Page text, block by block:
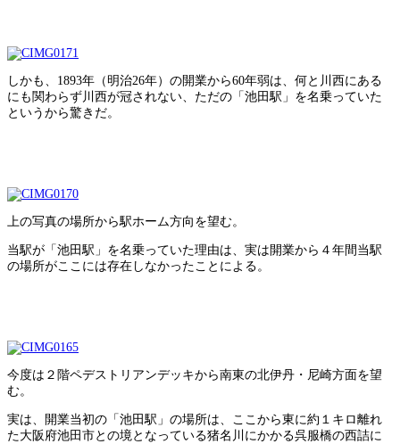
しかも、1893年（明治26年）の開業から60年弱は、何と川西にある
にも関わらず川西が冠されない、ただの「池田駅」を名乗っていた
というから驚きだ。
上の写真の場所から駅ホーム方向を望む。
当駅が「池田駅」を名乗っていた理由は、実は開業から４年間当駅
の場所がここには存在しなかったことによる。
今度は２階ペデストリアンデッキから南東の北伊丹・尼崎方面を望
む。
実は、開業当初の「池田駅」の場所は、ここから東に約１キロ離れ
た大阪府池田市との境となっている猪名川にかかる呉服橋の西詰に